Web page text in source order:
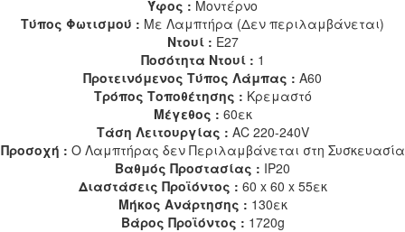
Ύφος : Μοντέρνο
Τύπος Φωτισμού : Με Λαμπτήρα (Δεν περιλαμβάνεται)
Ντουί : E27
Ποσότητα Ντουί : 1
Προτεινόμενος Τύπος Λάμπας : A60
Τρόπος Τοποθέτησης : Κρεμαστό
Μέγεθος : 60εκ
Τάση Λειτουργίας : AC 220-240V
Προσοχή : Ο Λαμπτήρας δεν Περιλαμβάνεται στη Συσκευασία
Βαθμός Προστασίας : IP20
Διαστάσεις Προϊόντος : 60 x 60 x 55εκ
Μήκος Ανάρτησης : 130εκ
Βάρος Προϊόντος : 1720g